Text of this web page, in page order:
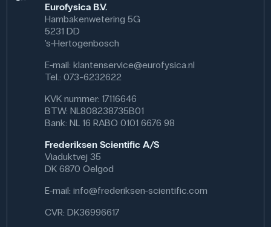
Eurofysica B.V.
Hambakenwetering 5G
5231 DD
's-Hertogenbosch
E-mail:klantenservice@eurofysica.nl
Tel.: 073-6232622
KVK nummer: 17116646
BTW: NL808238735B01
Bank: NL 16 RABO 0101 6676 98
Frederiksen Scientific A/S
Viaduktvej 35
DK 6870 Oelgod
E-mail:info@frederiksen-scientific.com
CVR: DK36996617